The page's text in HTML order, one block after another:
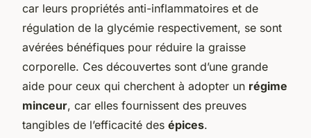
car leurs propriétés anti-inflammatoires et de
régulation de la glycémie respectivement, se sont
avérées bénéfiques pour réduire la graisse
corporelle. Ces découvertes sont d’une grande
aide pour ceux qui cherchent à adopter un régime
minceur, car elles fournissent des preuves
tangibles de l’efficacité des épices.